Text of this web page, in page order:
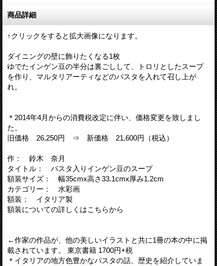
商品詳細
↑クリックをすると拡大画像になります。
ダイニングの壁に飾りたくなる1枚
ゆでたインゲン豆の半分は裏ごしして、トロリとしたスープ
を作り、マルタリアーティなどのパスタを入れて召し上が
れ。
＊2014年4月からの消費税改定に伴い、価格変更を致しまし
た。
旧価格 26,250円 ⇒ 新価格 21,600円（税込）
作： 鈴木 奈月
タイトル： パスタ入りインゲン豆のスープ
額装サイズ： 幅35cmx高さ33.1cmx厚み1.2cm
カテゴリー： 水彩画
額装： イタリア製
額装についての詳しくはこちらから
←作家の作品が、他の美しいイラストと共に1冊の本の中に掲
載されています。 東京書籍 1700円+税
＊イタリアの地方色豊かなパスタの話、歴史を紹介していま